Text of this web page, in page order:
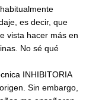
es decir, que
vista hacer más en
No sé qué
INHIBITORIA
Sin embargo,